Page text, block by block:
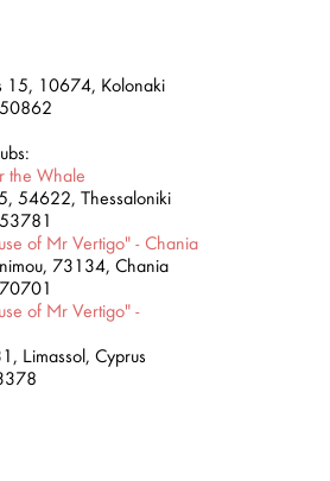
15, 10674, Kolonaki
the Whale
54622, Thessaloniki
of Mr Vertigo" - Chania
73134, Chania
of Mr Vertigo" -
Limassol, Cyprus